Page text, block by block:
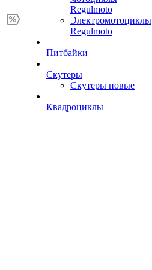
Regulmoto
Электромотоциклы
Regulmoto
Питбайки
Скутеры
Скутеры новые
Квадроциклы